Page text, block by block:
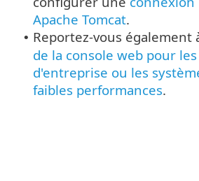
Apache Tomcat.
• Reportez-vous également
de la console web pour
d'entreprise ou les
faibles performances.